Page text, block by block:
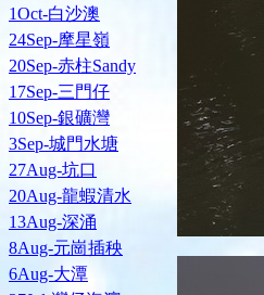
1Oct-白沙澳
24Sep-摩星嶺
20Sep-赤柱Sandy
17Sep-三門仔
10Sep-銀礦灣
3Sep-城門水塘
27Aug-坑口
20Aug-龍蝦清水
13Aug-深涌
8Aug-元崗插秧
6Aug-大潭